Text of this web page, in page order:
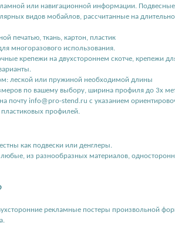
или навигационной информации.
видов мобайлов, рассчитанные на
печатью, ткань, картон, пластик
многоразового использования.
крепежи на двухстороннем скотче, крепежи
леской или пружиной необходимой длины
по вашему выбору, ширина профиля до 3х
почту info@pro-stend.ru с указанием
профилей.
как подвески или денглеры.
из разнообразных материалов,
рекламные постеры произвольной